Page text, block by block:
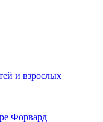
и взрослых
Форвард